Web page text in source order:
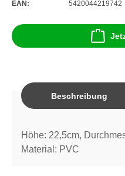
EAN:
5420044219742
Beschreibung
Höhe: 22,5cm,
Material: PVC